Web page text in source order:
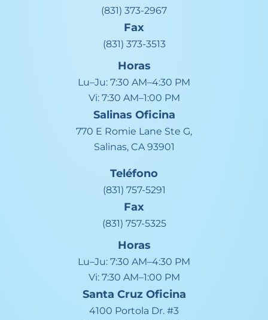
(831) 373-2967
Fax
(831) 373-3513
Horas
Lu–Ju: 7:30 AM–4:30 PM
Vi: 7:30 AM–1:00 PM
Salinas Oficina
770 E Romie Lane Ste G,
Salinas, CA 93901
Teléfono
(831) 757-5291
Fax
(831) 757-5325
Horas
Lu–Ju: 7:30 AM–4:30 PM
Vi: 7:30 AM–1:00 PM
Santa Cruz Oficina
4100 Portola Dr. #3